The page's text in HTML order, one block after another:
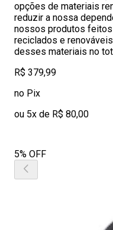
opções de materiais
reduzir a nossa
nossos produtos feitos
reciclados e
desses materiais no
R$ 379,99
no Pix
ou 5x de R$ 80,00
5% OFF